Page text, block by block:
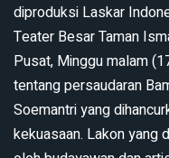
diproduksi Laskar
Teater Besar Taman
Pusat, Minggu malam
tentang persaudaran
Soemantri yang
kekuasaan. Lakon yang